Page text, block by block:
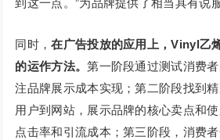
到这一点。”为品牌提供了相当具有说
同时，在广告投放的应用上，Vinyl乙
的运作方法。第一阶段通过测试消费
注品牌展示成本实现；第二阶段找到
用户到网站，展示品牌的核心卖点和
点击率和引流成本；第三阶段，消费